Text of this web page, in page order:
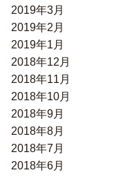
2019年3月
2019年2月
2019年1月
2018年12月
2018年11月
2018年10月
2018年9月
2018年8月
2018年7月
2018年6月